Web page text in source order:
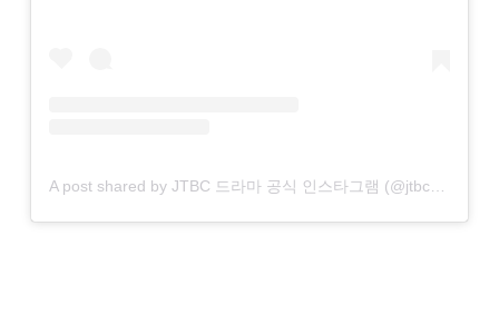
A post shared by JTBC 드라마 공식 인스타그램 (@jtbcdrama)